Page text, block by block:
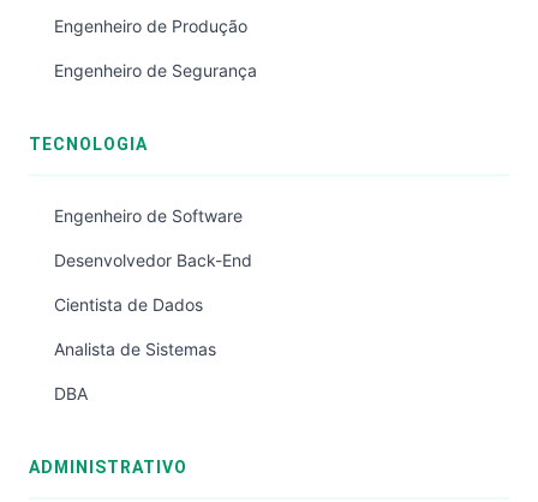
Engenheiro de Produção
Engenheiro de Segurança
TECNOLOGIA
Engenheiro de Software
Desenvolvedor Back-End
Cientista de Dados
Analista de Sistemas
DBA
ADMINISTRATIVO